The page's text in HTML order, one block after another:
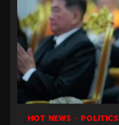
HOT NEWS POLITICS